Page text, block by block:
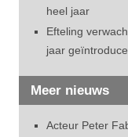
heel jaar
Efteling
jaar
Meer nieuws
Acteur Peter